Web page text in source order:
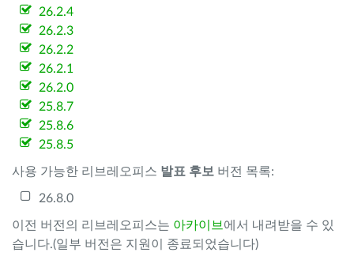
26.2.4
26.2.3
26.2.2
26.2.1
26.2.0
25.8.7
25.8.6
25.8.5
사용 가능한 리브레오피스 발표 후보 버전 목록:
26.8.0
이전 버전의 리브레오피스는 아카이브 에서 내려받을 수 있
습니다.(일부 버전은 지원이 종료되었습니다)